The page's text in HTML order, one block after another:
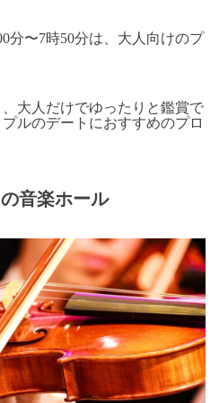
分〜7時50分は、大人向けのプ
大人だけでゆったりと鑑賞で
ルのデートにおすすめのプロ
音楽ホール